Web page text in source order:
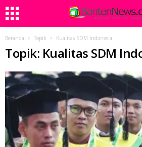
Beranda Topik Kualitas SDM Indonesia
Topik: Kualitas SDM